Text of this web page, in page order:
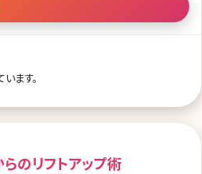
ます。
のリフトアップ術